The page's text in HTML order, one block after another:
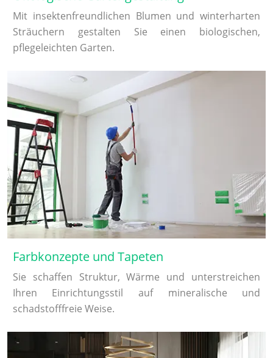
Mit insektenfreundlichen Blumen und winterharten
Sträuchern gestalten Sie einen biologischen,
pflegeleichten Garten.
Farbkonzepte und Tapeten
Sie schaffen Struktur, Wärme und unterstreichen
Ihren Einrichtungsstil auf mineralische und
schadstofffreie Weise.